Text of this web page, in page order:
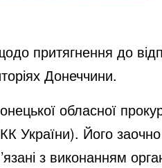
притягнення до
Донеччини.
обласної
України). Його
з виконанням